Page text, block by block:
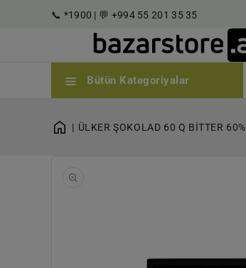
📞 *1900 | 💬 +994 55 201 35 35
Bütün Kategoriyalar
ÜLKER ŞOKOLAD 60 Q BİTTER 60%